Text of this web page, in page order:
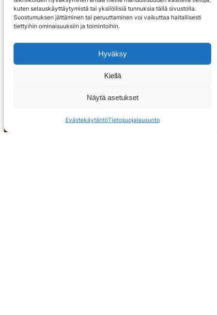
kuten selauskäyttäytymistä tai yksilöllisiä tunnuksia tällä sivustolla.
Suostumuksen jättäminen tai peruuttaminen voi vaikuttaa haitallisesti
tiettyihin ominaisuuksiin ja toimintoihin.
Hyväksy
Kiellä
Näytä asetukset
EvästekäytäntöTietosuojalausunto
OTA YHTEYTTÄ